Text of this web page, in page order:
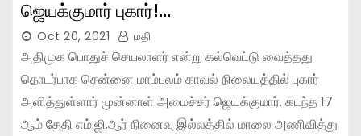
ஜெயக்குமார் புகார்!…
Oct 20, 2021 மதி
அதிமுக பொதுச் செயலாளர் என்று கல்வெட்டு வைத்தது
தொடர்பாக சென்னை மாம்பலம் காவல் நிலையத்தில் புகார்
அளித்துள்ளார் முன்னாள் அமைச்சர் ஜெயக்குமார். கடந்த 17
ஆம் தேதி எம்.ஜி.ஆர் நினைவு இல்லத்தில் மாலை அணிவித்து